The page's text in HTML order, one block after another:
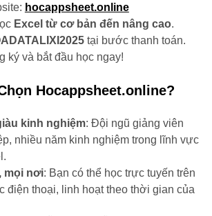
hocappsheet.online
Excel từ cơ bản đến nâng cao.
tại bước thanh toán.
ký và bắt đầu học ngay!
Hocappsheet.online?
kinh nghiệm: Đội ngũ giảng viên
nhiều năm kinh nghiệm trong lĩnh vực
mọi nơi: Bạn có thể học trực tuyến trên
điện thoại, linh hoạt theo thời gian của